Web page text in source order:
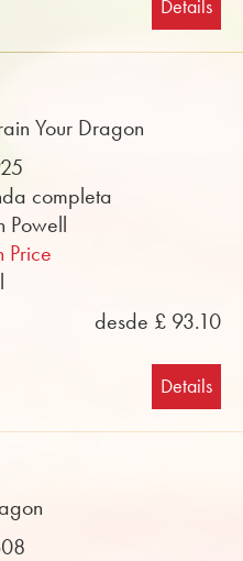
Details
Your Dragon
completa
Powell
Price
desde £ 93.10
Details